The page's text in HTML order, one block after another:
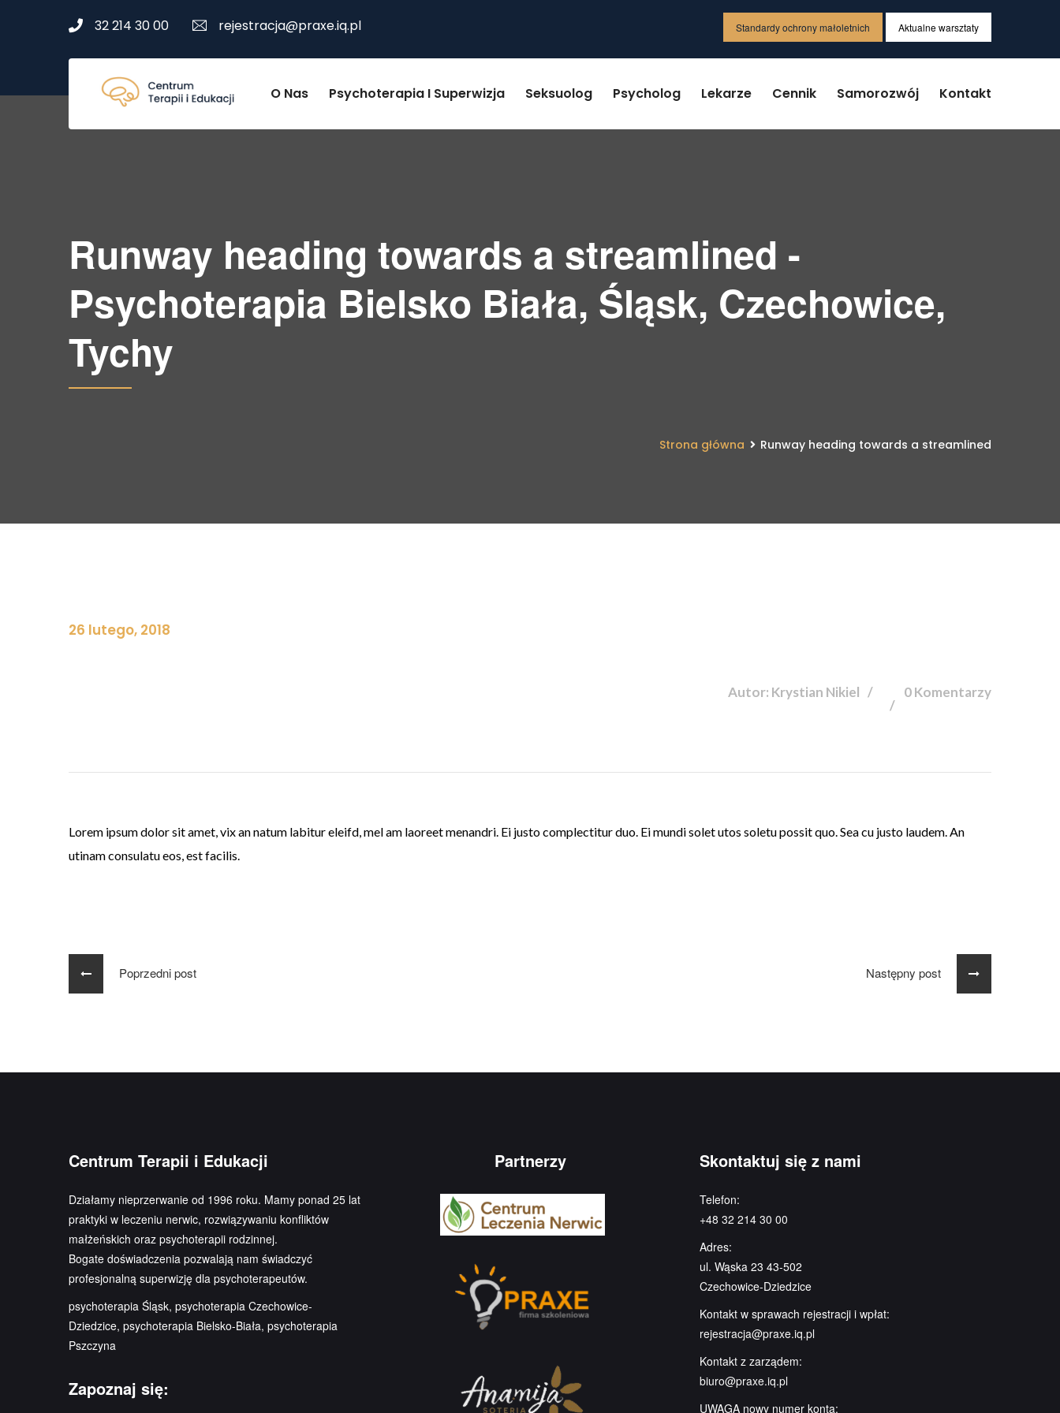
32 214 30 00 rejestracja@praxe.iq.pl Standardy ochrony małoletnich Aktualne warsztaty
O Nas Psychoterapia I Superwizja Seksuolog Psycholog Lekarze Cennik Samorozwój Kontakt
Runway heading towards a streamlined -
Psychoterapia Bielsko Biała, Śląsk, Czechowice,
Tychy
Strona główna Runway heading towards a streamlined
26 lutego, 2018
Autor: Krystian Nikiel 0 Komentarzy
Lorem ipsum dolor sit amet, vix an natum labitur eleifd, mel am laoreet menandri. Ei justo complectitur duo. Ei mundi solet utos soletu possit quo. Sea cu justo laudem. An
utinam consulatu eos, est facilis.
Poprzedni post Następny post
Centrum Terapii i Edukacji
Działamy nieprzerwanie od 1996 roku. Mamy ponad 25 lat
praktyki w leczeniu nerwic, rozwiązywaniu konfliktów
małżeńskich oraz psychoterapii rodzinnej.
Bogate doświadczenia pozwalają nam świadczyć
profesjonalną superwizję dla psychoterapeutów.
psychoterapia Śląsk, psychoterapia Czechowice-
Dziedzice, psychoterapia Bielsko-Biała, psychoterapia
Pszczyna
Zapoznaj się:
Partnerzy Skontaktuj się z nami
Telefon:
+48 32 214 30 00
Adres:
ul. Wąska 23 43-502
Czechowice-Dziedzice
Kontakt w sprawach rejestracji i wpłat:
rejestracja@praxe.iq.pl
Kontakt z zarządem:
biuro@praxe.iq.pl
UWAGA nowy numer konta: